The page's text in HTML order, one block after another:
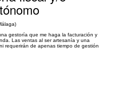
gestoría que me haga la facturación y
Las ventas al ser artesanía y una
requerirán de apenas tiempo de gestión